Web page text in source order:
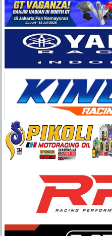
Balap
Paling
Lengkap